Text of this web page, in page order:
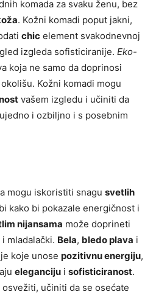
komada za svaku ženu, bez
. Kožni komadi poput jakni,
chic element svakodnevnoj
izgleda sofisticiranije. Eko-
koja ne samo da doprinosi
Kožni komadi mogu
vašem izgledu i učiniti da
i ozbiljno i s posebnim
mogu iskoristiti snagu svetlih
kako bi pokazale energičnost i
nijansama može doprineti
mladalački. Bela, bledo plava i
koje unose pozitivnu energiju,
eleganciju i sofisticiranost.
učiniti da se osećate